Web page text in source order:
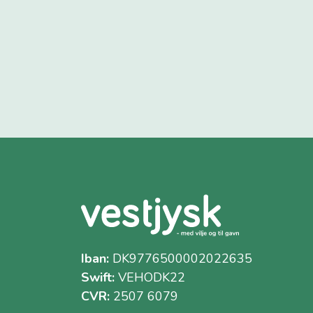
Iban:DK9776500002022635
Swift:VEHODK22
CVR:2507 6079